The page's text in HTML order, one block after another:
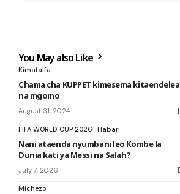
You May also Like
Kimataifa
Chama cha KUPPET kimesema kitaendelea
na mgomo
August 31, 2024
FIFA WORLD CUP 2026 Habari
Nani ataenda nyumbani leo Kombe la
Dunia kati ya Messi na Salah?
July 7, 2026
Michezo